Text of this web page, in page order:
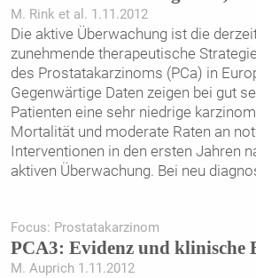
M. Rink et al. 1.11.2012
Die aktive Überwachung ist die
zunehmende therapeutische
des Prostatakarzinoms (PCa) in
Gegenwärtige Daten zeigen bei gut
Patienten eine sehr niedrige
Mortalität und moderate Raten an
Interventionen in den ersten Jahren
aktiven Überwachung. Bei neu
Focus: Prostatakarzinom
PCA3: Evidenz und klinische
M. Auprich 1.11.2012